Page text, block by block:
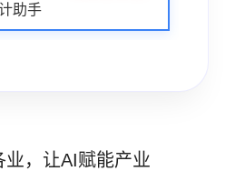
助手
业，让AI赋能产业